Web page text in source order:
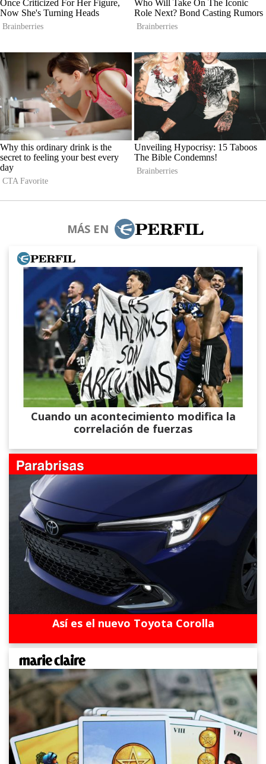
MÁS EN
Cuando un acontecimiento modifica la
correlación de fuerzas
Así es el nuevo Toyota Corolla